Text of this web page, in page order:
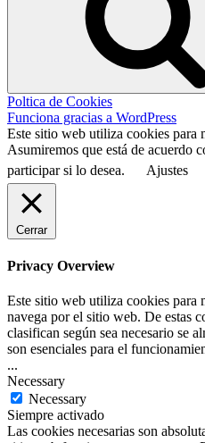
Poltica de Cookies
Funciona gracias a WordPress
Este sitio web utiliza cookies para
Asumiremos que está de acuerdo
participar si lo desea.
Ajustes
Cerrar
Privacy Overview
Este sitio web utiliza cookies para
navega por el sitio web. De estas
clasifican según sea necesario se
son esenciales para el
...
Necessary
Necessary
Siempre activado
Las cookies necesarias son